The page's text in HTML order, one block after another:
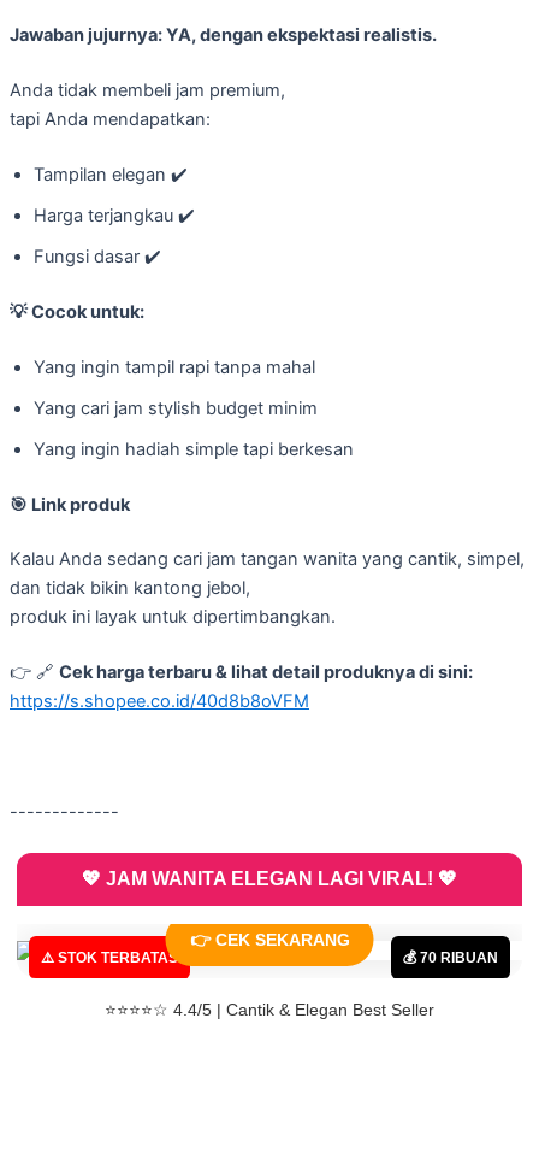
Jawaban jujurnya: YA, dengan ekspektasi realistis.
Anda tidak membeli jam premium,
tapi Anda mendapatkan:
Tampilan elegan ✔️
Harga terjangkau ✔️
Fungsi dasar ✔️
💡Cocok untuk:
Yang ingin tampil rapi tanpa mahal
Yang cari jam stylish budget minim
Yang ingin hadiah simple tapi berkesan
🎯 Link produk
Kalau Anda sedang cari jam tangan wanita yang cantik, simpel,
dan tidak bikin kantong jebol,
produk ini layak untuk dipertimbangkan.
👉 🔗 Cek harga terbaru & lihat detail produknya di sini:
https://s.shopee.co.id/40d8b8oVFM
-------------
💖 JAM WANITA ELEGAN LAGI VIRAL! 💖
⚠️ STOK TERBATAS 💰 70 RIBUAN
⏳ Diskon Berakhir Hari Ini
👉 CEK SEKARANG
⭐⭐⭐⭐☆ 4.4/5 | Cantik & Elegan Best Seller